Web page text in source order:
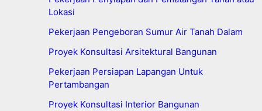
Lokasi
Pekerjaan Pengeboran Sumur Air Tanah Dalam
Proyek Konsultasi Arsitektural Bangunan
Pekerjaan Persiapan Lapangan Untuk
Pertambangan
Proyek Konsultasi Interior Bangunan